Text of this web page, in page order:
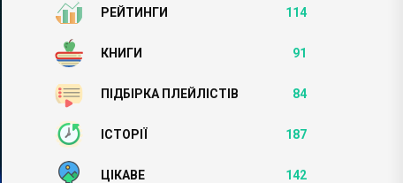
РЕЙТИНГИ 114
КНИГИ 91
ПІДБІРКА ПЛЕЙЛІСТІВ 84
ІСТОРІЇ 187
ЦІКАВЕ 142